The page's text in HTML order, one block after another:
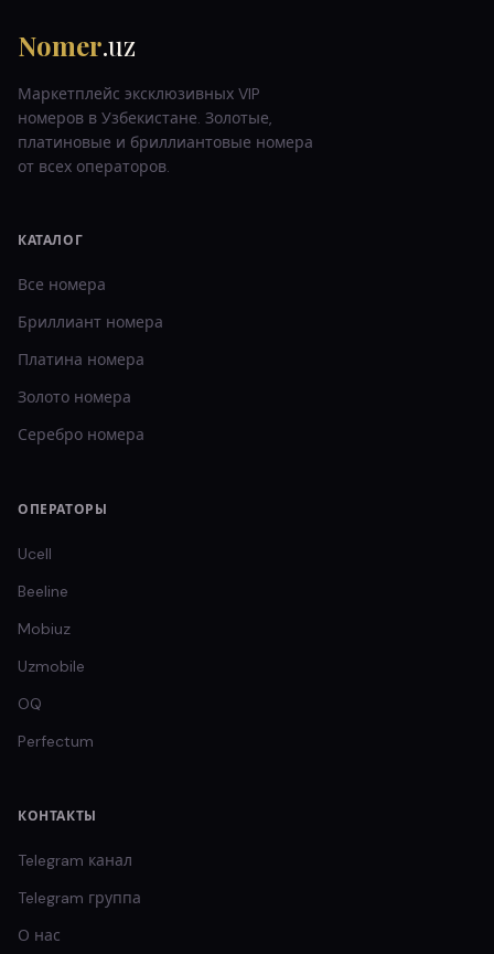
Nomer.uz
Маркетплейс эксклюзивных VIP
номеров в Узбекистане. Золотые,
платиновые и бриллиантовые номера
от всех операторов.
КАТАЛОГ
Все номера
Бриллиант номера
Платина номера
Золото номера
Серебро номера
ОПЕРАТОРЫ
Ucell
Beeline
Mobiuz
Uzmobile
OQ
Perfectum
КОНТАКТЫ
Telegram канал
Telegram группа
О нас